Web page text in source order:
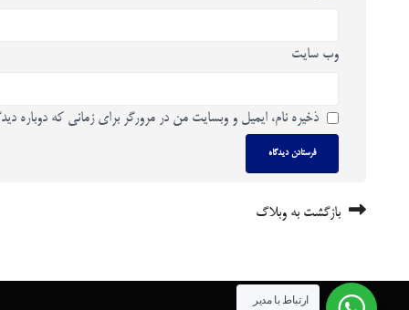
وب‌ سایت
ذخیره نام، ایمیل و وبسایت من در مرورگر برای زمانی که دوباره
بازگشت به وبلاگ
ارتباط با مدیر